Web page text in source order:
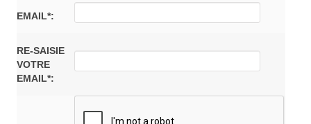
EMAIL*:
RE-SAISIE
VOTRE
EMAIL*: